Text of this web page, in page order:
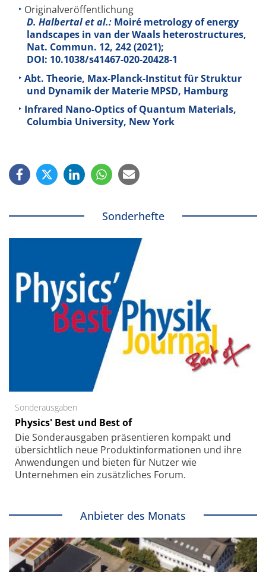
Originalveröffentlichung
D. Halbertal et al.: Moiré metrology of energy
landscapes in van der Waals heterostructures,
Nat. Commun. 12, 242 (2021);
DOI: 10.1038/s41467-020-20428-1
Abt. Theorie, Max-Planck-Institut für Struktur
und Dynamik der Materie MPSD, Hamburg
Infrared Nano-Optics of Quantum Materials,
Columbia University, New York
Sonderhefte
Sonderausgaben
Physics' Best und Best of
Die Sonder­ausgaben präsentieren kompakt und
übersichtlich neue Produkt­informationen und ihre
Anwendungen und bieten für Nutzer wie
Unternehmen ein zusätzliches Forum.
Anbieter des Monats